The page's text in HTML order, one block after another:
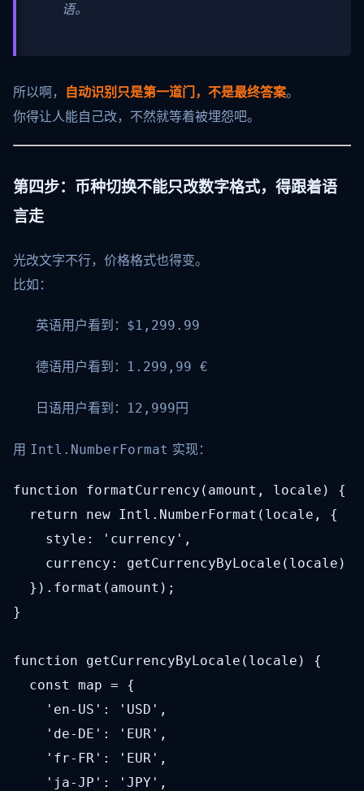
语。
所以啊， 自动识别只是第一道门，不是最终答案。
你得让人能自己改，不然就等着被埋怨吧。
第四步：币种切换不能只改数字格式，得跟着语
言走
光改文字不行，价格格式也得变。
比如：
英语用户看到： $1,299.99
德语用户看到： 1.299,99 €
日语用户看到： 12,999円
用 Intl.NumberFormat 实现：
function formatCurrency(amount, locale) {
return new Intl.NumberFormat(locale, {
style: 'currency',
currency: getCurrencyByLocale(locale)
}).format(amount);
}
function getCurrencyByLocale(locale) {
const map = {
'en-US': 'USD',
'de-DE': 'EUR',
'fr-FR': 'EUR',
'ja-JP': 'JPY',